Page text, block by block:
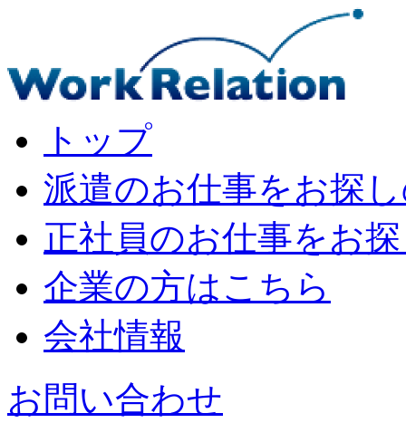
トップ
派遣のお仕事をお探
正社員のお仕事をお
企業の⽅はこちら
会社情報
お問い合わせ